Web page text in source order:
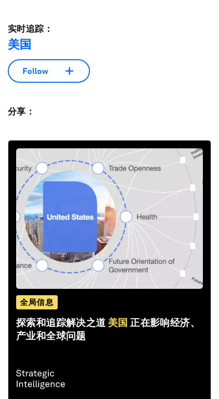
实时追踪：
美国
Follow
分享：
全局信息
探索和追踪解决之道 美国 正在影响经济、
产业和全球问题